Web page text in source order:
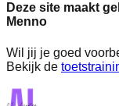
Deze site maakt
Menno
Wil jij je goed
Bekijk de